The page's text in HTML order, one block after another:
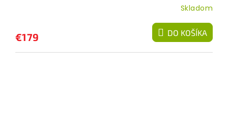
Skladom
€179 DO KOŠÍKA